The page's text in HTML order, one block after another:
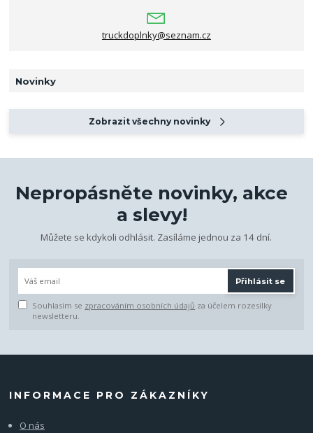
truckdoplnky@seznam.cz
Novinky
Zobrazit všechny novinky
Nepropásněte novinky, akce
a slevy!
Můžete se kdykoli odhlásit. Zasíláme jednou za 14 dní.
Přihlásit se
Souhlasím se zpracováním osobních údajů za účelem rozesílky
newsletteru.
INFORMACE PRO ZÁKAZNÍKY
O nás